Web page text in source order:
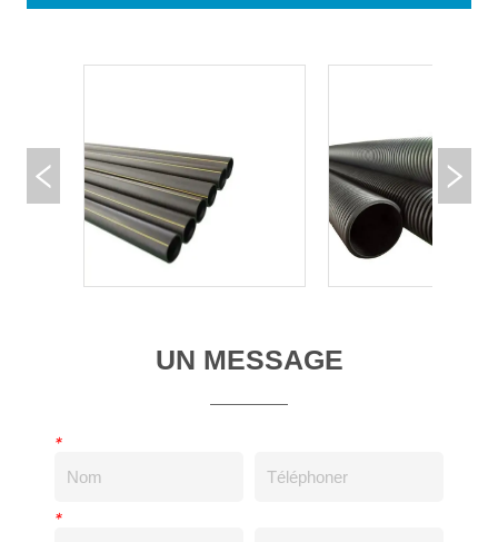
UN MESSAGE
*
*